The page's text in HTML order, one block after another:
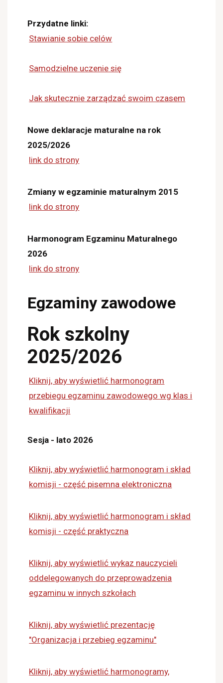
Przydatne linki:
Stawianie sobie celów
Samodzielne uczenie się
Jak skutecznie zarządzać swoim czasem
Nowe deklaracje maturalne na rok
2025/2026
link do strony
Zmiany w egzaminie maturalnym 2015
link do strony
Harmonogram Egzaminu Maturalnego
2026
link do strony
Egzaminy zawodowe
Rok szkolny
2025/2026
Kliknij, aby wyświetlić harmonogram
przebiegu egzaminu zawodowego wg klas i
kwalifikacji
Sesja - lato 2026
Kliknij, aby wyświetlić harmonogram i skład
komisji - część pisemna elektroniczna
Kliknij, aby wyświetlić harmonogram i skład
komisji - część praktyczna
Kliknij, aby wyświetlić wykaz nauczycieli
oddelegowanych do przeprowadzenia
egzaminu w innych szkołach
Kliknij, aby wyświetlić prezentację
"Organizacja i przebieg egzaminu"
Kliknij, aby wyświetlić harmonogramy,